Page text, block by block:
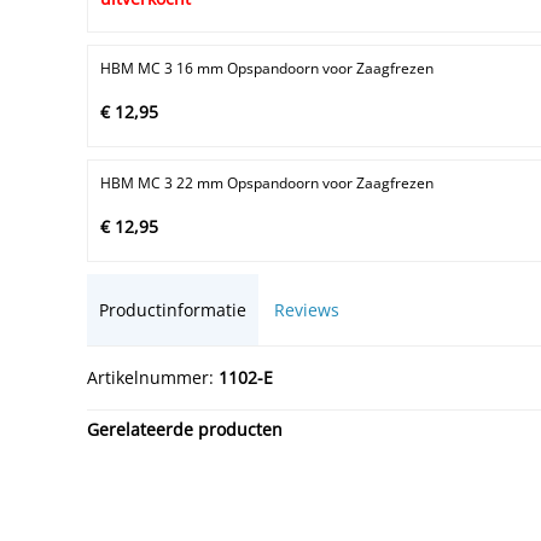
HBM MC 3 16 mm Opspandoorn voor Zaagfrezen
€ 12,95
HBM MC 3 22 mm Opspandoorn voor Zaagfrezen
€ 12,95
Productinformatie Reviews
Artikelnummer: 1102-E
Gerelateerde producten